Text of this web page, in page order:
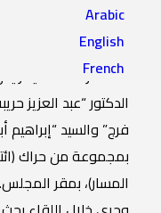
Arabic
English
French
التقى السيد رئيس
تكالة” رفقة السيد
الدكتور “عبد
فرج” والسيد “إبراهيم
بمجموعة من حراك
المسار)، بمقر المجلس.